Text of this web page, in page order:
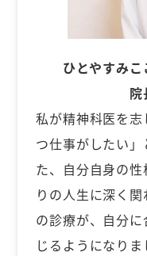
ひとやすみ
私が精神科医を
つ仕事がしたい
た、自分自身の
りの人生に深く
の診療が、自分
じるようになりま